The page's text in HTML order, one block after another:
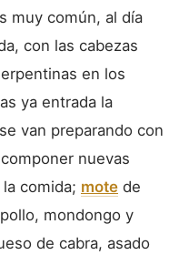
muy común, al día
con las cabezas
en los
ya entrada la
van preparando con
nuevas
comida; mote de
mondongo y
de cabra, asado